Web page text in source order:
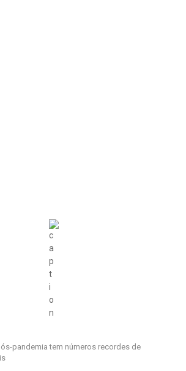
pandemia tem números recordes de